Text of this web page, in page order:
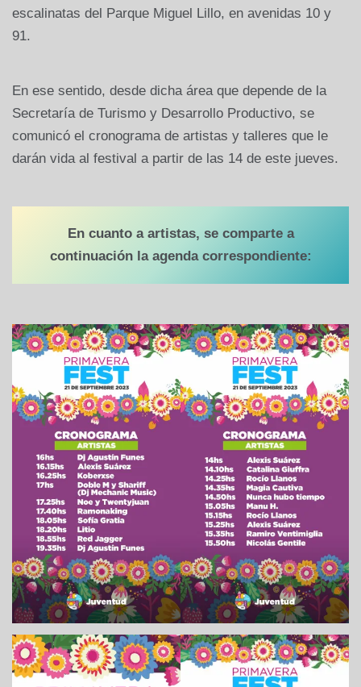
escalinatas del Parque Miguel Lillo, en avenidas 10 y
91.
En ese sentido, desde dicha área que depende de la
Secretaría de Turismo y Desarrollo Productivo, se
comunicó el cronograma de artistas y talleres que le
darán vida al festival a partir de las 14 de este jueves.
En cuanto a artistas, se comparte a
continuación la agenda correspondiente: